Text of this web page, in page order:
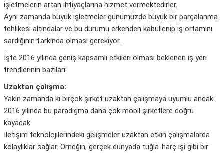
işletmelerin artan ihtiyaçlarına hizmet vermektedirler.
Aynı zamanda büyük işletmeler günümüzde büyük bir parçalanma
tehlikesi altındalar ve bu durumu erkenden kabullenip iş ortamını
sardığının farkında olması gerekiyor.
İşte 2016 yılında geniş kapsamlı etkileri olması beklenen iş yeri
trendlerinin bazıları:
Uzaktan çalışma:
Yakın zamanda ki birçok şirket uzaktan çalışmaya uyumlu ancak
2016 yılında bu paradigma daha çok mobil şirketlere doğru
kayacak.
İletişim teknolojilerindeki gelişmeler uzaktan etkin çalışmalarda
kolaylıklar sağlar. Örneğin, gerçek dünyada tuğla-harç işi gibi bir